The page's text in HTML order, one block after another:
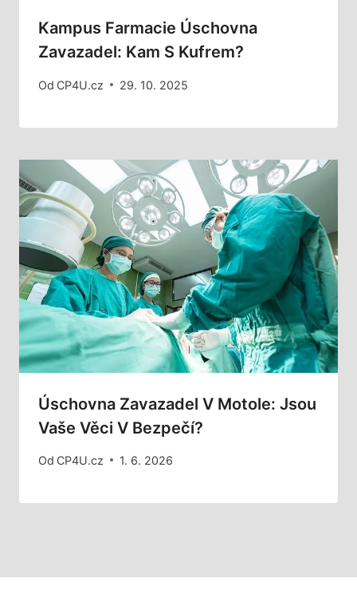
Kampus Farmacie Úschovna
Zavazadel: Kam S Kufrem?
Od CP4U.cz 29. 10. 2025
Úschovna Zavazadel V Motole: Jsou
Vaše Věci V Bezpečí?
Od CP4U.cz 1. 6. 2026